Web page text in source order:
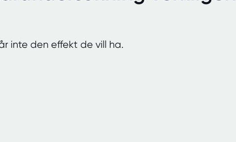
inte den effekt de vill ha.